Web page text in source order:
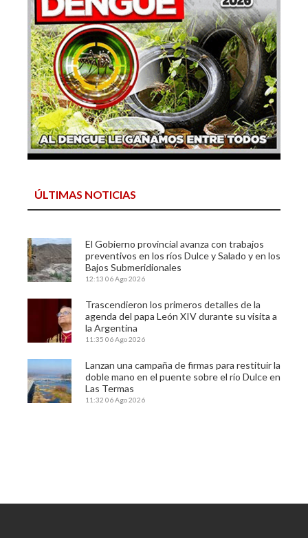
ÚLTIMAS NOTICIAS
El Gobierno provincial avanza con trabajos
preventivos en los ríos Dulce y Salado y en los
Bajos Submeridionales
12:13 06 Ago 2026
Trascendieron los primeros detalles de la
agenda del papa León XIV durante su visita a
la Argentina
11:35 06 Ago 2026
Lanzan una campaña de firmas para restituir la
doble mano en el puente sobre el río Dulce en
Las Termas
11:32 06 Ago 2026